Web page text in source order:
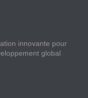
innovante pour
global